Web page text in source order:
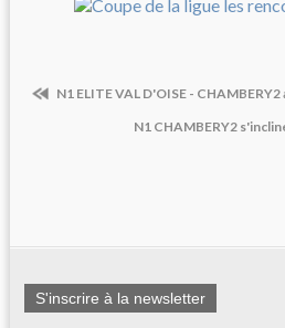
N1 ELITE VAL D'OISE -
N1 CHAMBERY2
S'inscrire à la newsletter